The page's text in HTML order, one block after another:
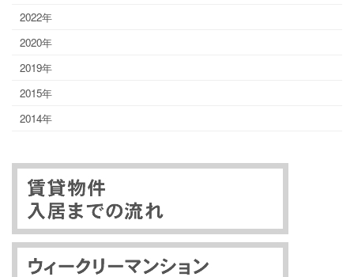
2022年
2020年
2019年
2015年
2014年